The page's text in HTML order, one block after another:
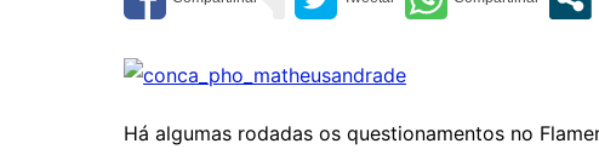
Há algumas rodadas os questionamentos no